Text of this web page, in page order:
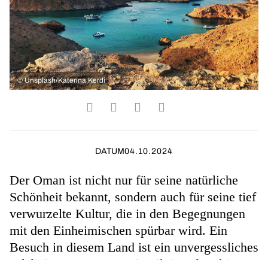
© Unsplash/Katerina Kerdi
DATUM04.10.2024
Der Oman ist nicht nur für seine natürliche
Schönheit bekannt, sondern auch für seine tief
verwurzelte Kultur, die in den Begegnungen
mit den Einheimischen spürbar wird. Ein
Besuch in diesem Land ist ein unvergessliches